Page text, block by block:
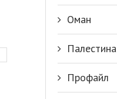
Оман
Палестина
Профайл